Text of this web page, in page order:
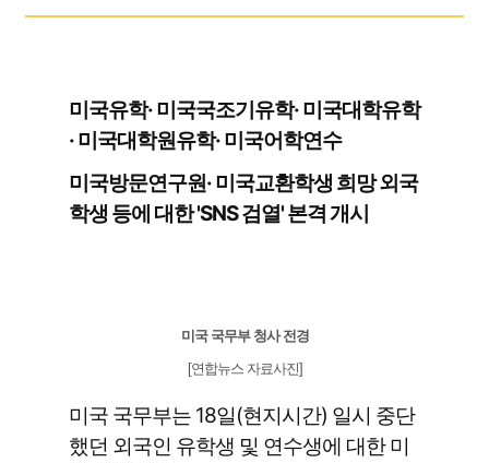
미국유학· 미국국조기유학· 미국대학유학
· 미국대학원유학· 미국어학연수
미국방문연구원· 미국교환학생 희망 외국
학생 등에 대한 'SNS 검열' 본격 개시
미국 국무부 청사 전경
[연합뉴스 자료사진]
미국 국무부는 18일(현지시간) 일시 중단
했던 외국인 유학생 및 연수생에 대한 미